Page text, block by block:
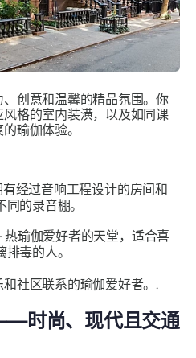
、创意和温馨的精品氛围。你
格的室内装潢，以及如同课
瑜伽体验。
经过音响工程设计的房间和
的录音棚。
热瑜伽爱好者的天堂，适合喜
毒的人。
社区联系的瑜伽爱好者。.
时尚、现代且交通